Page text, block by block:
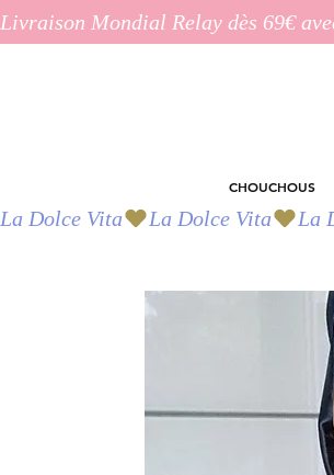
Livraison Mondial Relay dès 69€
CHOUCHOUS
La Dolce Vita